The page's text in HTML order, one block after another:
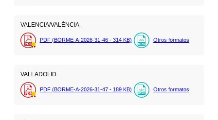
VALENCIA/VALÈNCIA
PDF (BORME-A-2026-31-46 - 314 KB) Otros formatos
VALLADOLID
PDF (BORME-A-2026-31-47 - 189 KB) Otros formatos